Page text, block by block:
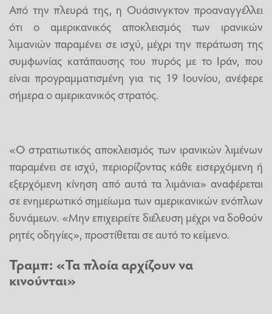
Από την πλευρά της, η Ουάσινγκτον προαναγγέλλει
ότι ο αμερικανικός αποκλεισμός των ιρανικών
λιμανιών παραμένει σε ισχύ, μέχρι την περάτωση της
συμφωνίας κατάπαυσης του πυρός με το Ιράν, που
είναι προγραμματισμένη για τις 19 Ιουνίου, ανέφερε
σήμερα ο αμερικανικός στρατός.
«Ο στρατιωτικός αποκλεισμός των ιρανικών λιμένων
παραμένει σε ισχύ, περιορίζοντας κάθε εισερχόμενη ή
εξερχόμενη κίνηση από αυτά τα λιμάνια» αναφέρεται
σε ενημερωτικό σημείωμα των αμερικανικών ενόπλων
δυνάμεων. «Μην επιχειρείτε διέλευση μέχρι να δοθούν
ρητές οδηγίες», προστίθεται σε αυτό το κείμενο.
Τραμπ: «Τα πλοία αρχίζουν να
κινούνται»